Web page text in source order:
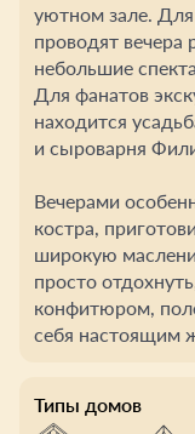
уютном зале.
проводят вечера
небольшие
Для фанатов
находится
и сыроварня
Вечерами
костра,
широкую
просто
конфитюром,
себя настоящим
Типы домов